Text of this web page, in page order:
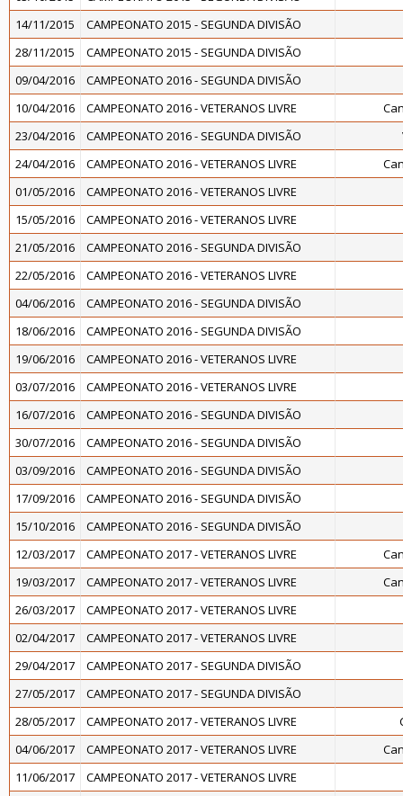
14/11/2015
CAMPEONATO 2015 - SEGUNDA DIVISÃO
28/11/2015
CAMPEONATO 2015 - SEGUNDA DIVISÃO
09/04/2016
CAMPEONATO 2016 - SEGUNDA DIVISÃO
10/04/2016
CAMPEONATO 2016 - VETERANOS LIVRE
23/04/2016
CAMPEONATO 2016 - SEGUNDA DIVISÃO
24/04/2016
CAMPEONATO 2016 - VETERANOS LIVRE
01/05/2016
CAMPEONATO 2016 - VETERANOS LIVRE
15/05/2016
CAMPEONATO 2016 - VETERANOS LIVRE
21/05/2016
CAMPEONATO 2016 - SEGUNDA DIVISÃO
22/05/2016
CAMPEONATO 2016 - VETERANOS LIVRE
04/06/2016
CAMPEONATO 2016 - SEGUNDA DIVISÃO
18/06/2016
CAMPEONATO 2016 - SEGUNDA DIVISÃO
19/06/2016
CAMPEONATO 2016 - VETERANOS LIVRE
03/07/2016
CAMPEONATO 2016 - VETERANOS LIVRE
16/07/2016
CAMPEONATO 2016 - SEGUNDA DIVISÃO
30/07/2016
CAMPEONATO 2016 - SEGUNDA DIVISÃO
03/09/2016
CAMPEONATO 2016 - SEGUNDA DIVISÃO
17/09/2016
CAMPEONATO 2016 - SEGUNDA DIVISÃO
15/10/2016
CAMPEONATO 2016 - SEGUNDA DIVISÃO
12/03/2017
CAMPEONATO 2017 - VETERANOS LIVRE
19/03/2017
CAMPEONATO 2017 - VETERANOS LIVRE
26/03/2017
CAMPEONATO 2017 - VETERANOS LIVRE
02/04/2017
CAMPEONATO 2017 - VETERANOS LIVRE
29/04/2017
CAMPEONATO 2017 - SEGUNDA DIVISÃO
27/05/2017
CAMPEONATO 2017 - SEGUNDA DIVISÃO
28/05/2017
CAMPEONATO 2017 - VETERANOS LIVRE
04/06/2017
CAMPEONATO 2017 - VETERANOS LIVRE
11/06/2017
CAMPEONATO 2017 - VETERANOS LIVRE